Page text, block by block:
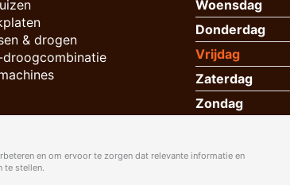
& drogen
droogcombinatie
Woensdag
Donderdag
Vrijdag
Zaterdag
Zondag
en om ervoor te zorgen dat relevante informatie en
te stellen.